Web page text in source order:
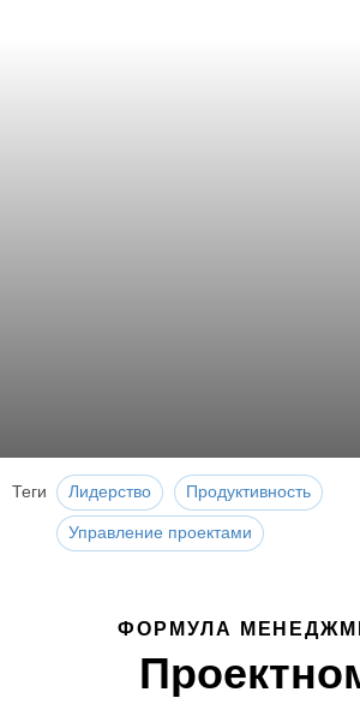
Теги Лидерство Продуктивность
Управление проектами
ФОРМУЛА